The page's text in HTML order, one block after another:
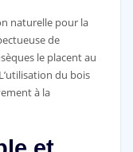
naturelle pour la
de
le placent au
du bois
à la